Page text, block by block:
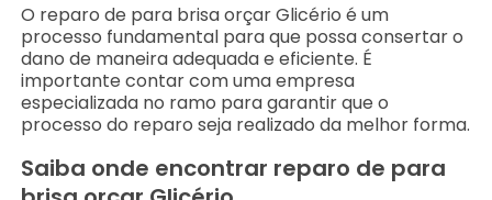
O reparo de para brisa orçar Glicério é um
processo fundamental para que possa consertar o
dano de maneira adequada e eficiente. É
importante contar com uma empresa
especializada no ramo para garantir que o
processo do reparo seja realizado da melhor forma.
Saiba onde encontrar reparo de para